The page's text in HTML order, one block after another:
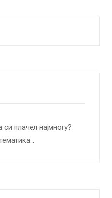
плачел најмногу?